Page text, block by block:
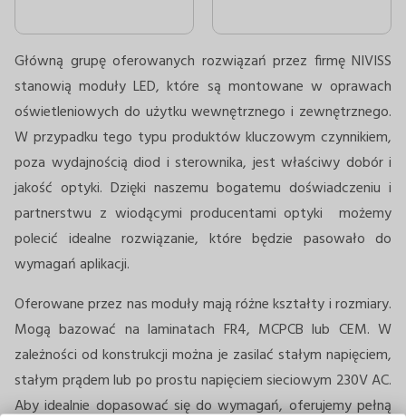
Główną grupę oferowanych rozwiązań przez firmę NIVISS
stanowią moduły LED, które są montowane w oprawach
oświetleniowych do użytku wewnętrznego i zewnętrznego.
W przypadku tego typu produktów kluczowym czynnikiem,
poza wydajnością diod i sterownika, jest właściwy dobór i
jakość optyki. Dzięki naszemu bogatemu doświadczeniu i
partnerstwu z wiodącymi producentami optyki możemy
polecić idealne rozwiązanie, które będzie pasowało do
wymagań aplikacji.
Oferowane przez nas moduły mają różne kształty i rozmiary.
Mogą bazować na laminatach FR4, MCPCB lub CEM. W
zależności od konstrukcji można je zasilać stałym napięciem,
stałym prądem lub po prostu napięciem sieciowym 230V AC.
Aby idealnie dopasować się do wymagań, oferujemy pełną